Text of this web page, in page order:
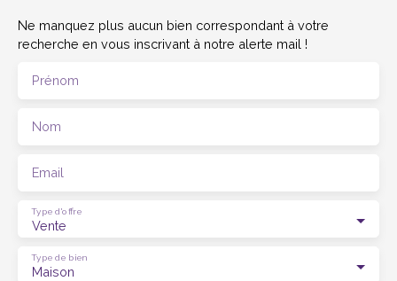
Ne manquez plus aucun bien correspondant à votre
recherche en vous inscrivant à notre alerte mail !
Prénom
Nom
Email
Vente
Type d'offre
Maison
Type de bien